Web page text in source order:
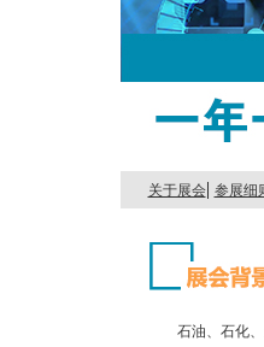
关于展会| 参展细
石油、石化